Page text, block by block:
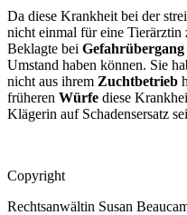
Da diese Krankheit bei der
nicht einmal für eine Tierärztin
Beklagte bei Gefahrübergang
Umstand haben können. Sie
nicht aus ihrem Zuchtbetrieb
früheren Würfe diese
Klägerin auf Schadensersatz
Copyright
Rechtsanwältin Susan